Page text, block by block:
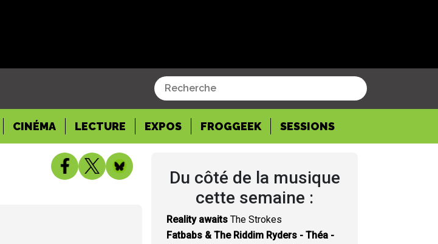
CINÉMA LECTURE EXPOS FROGGEEK SESSIONS
Du côté de la musique
cette semaine :
Reality awaits The Strokes
Fatbabs & The Riddim Ryders - Théa -